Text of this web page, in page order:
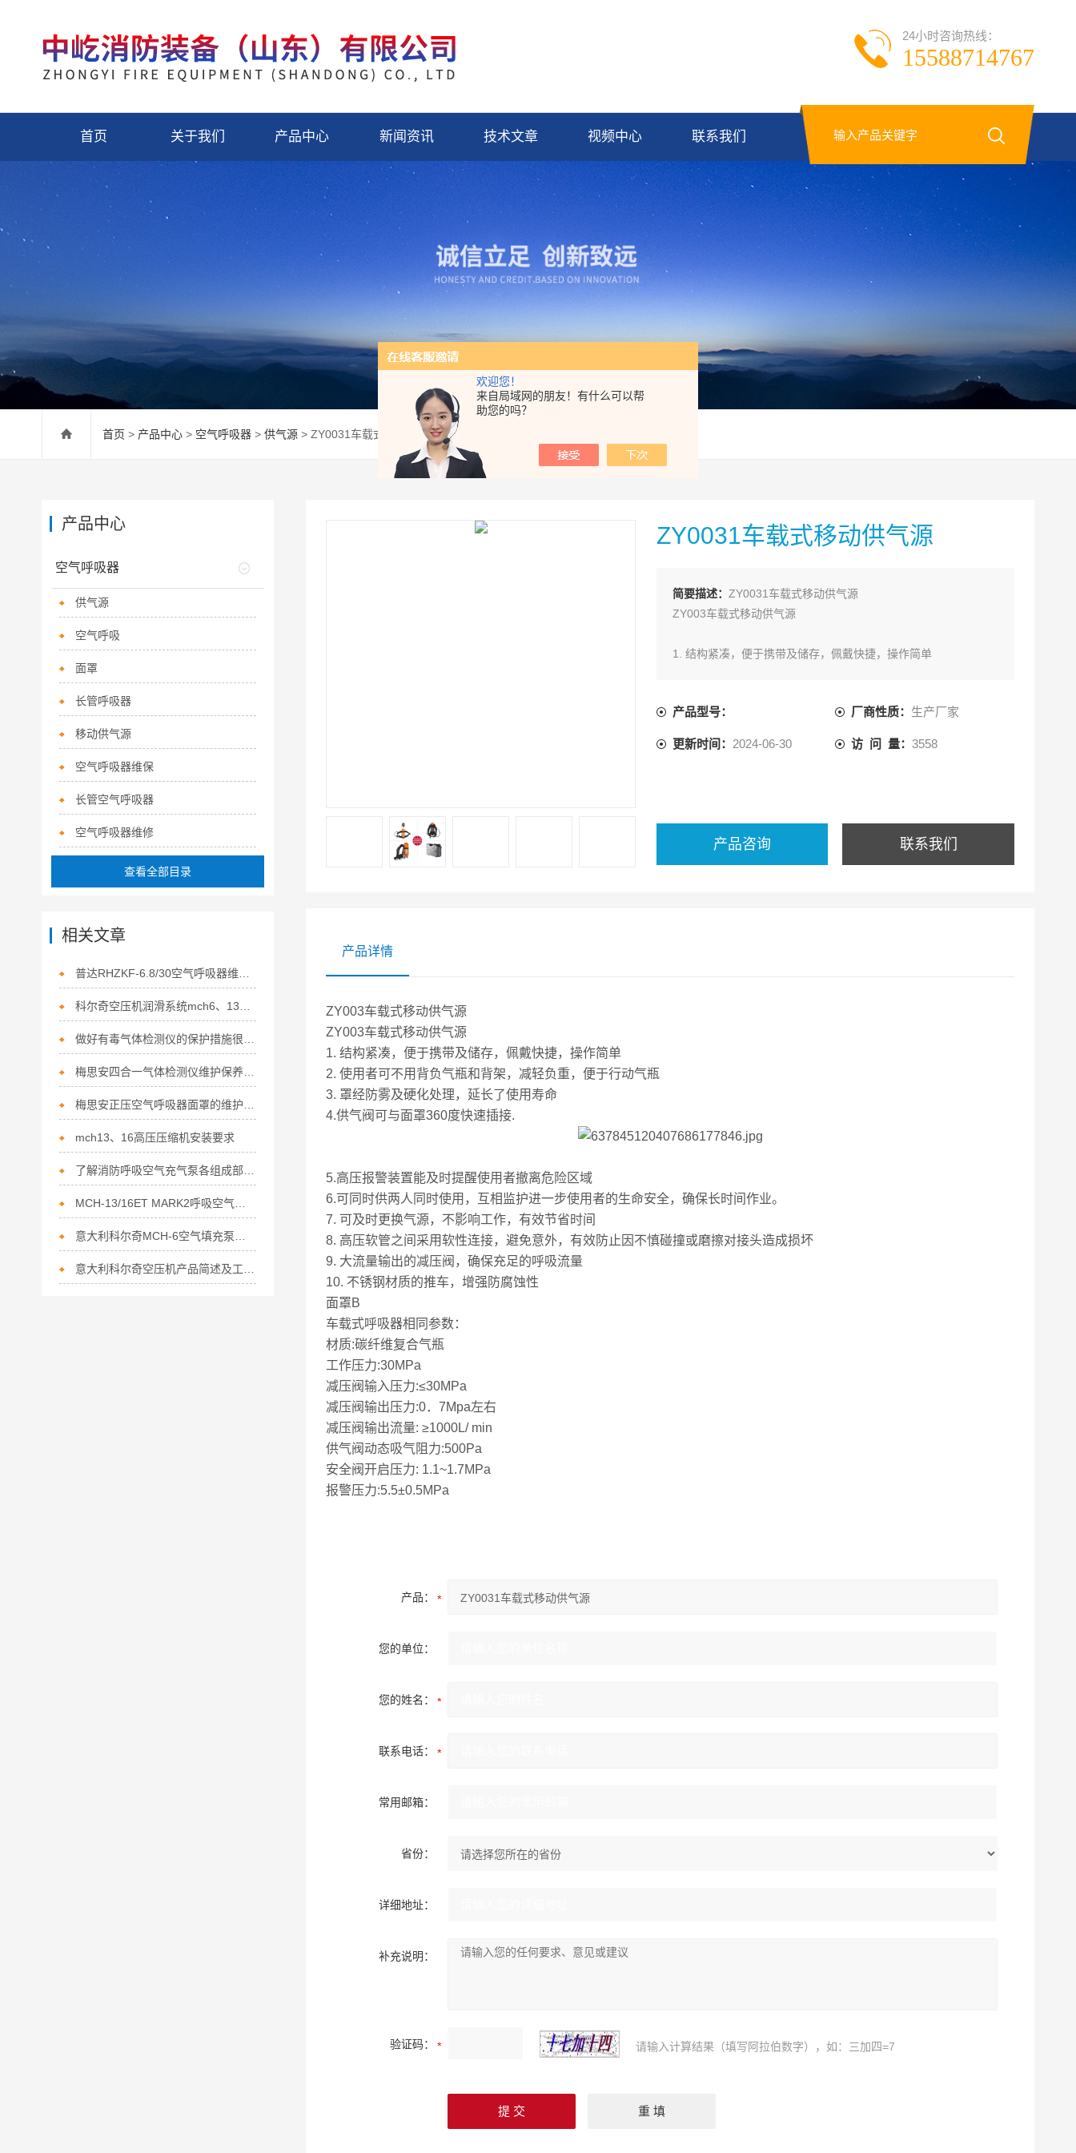
欢迎您！
来自局域网的朋友！有什么可以帮
助您的吗？
24小时咨询热线：
15588714767
首页 关于我们 产品中心 新闻资讯 技术文章 视频中心 联系我们
首页 > 产品中心 > 空气呼吸器 > 供气源 > ZY0031车载式移动供气源
ZY0031车载式移动供气源
简要描述： ZY0031车载式移动供气源
ZY003车载式移动供气源
1. 结构紧凑，便于携带及储存，佩戴快捷，操作简单
产品型号： 厂商性质： 生产厂家
更新时间： 2024-06-30 访 问 量：3558
产品咨询 联系我们
产品详情
ZY003车载式移动供气源
ZY003车载式移动供气源
1. 结构紧凑，便于携带及储存，佩戴快捷，操作简单
2. 使用者可不用背负气瓶和背架，减轻负重，便于行动气瓶
3. 罩经防雾及硬化处理，延长了使用寿命
4.供气阀可与面罩360度快速插接.
5.高压报警装置能及时提醒使用者撤离危险区域
6.可同时供两人同时使用，互相监护进一步使用者的生命安全，确保长时间作业。
7. 可及时更换气源，不影响工作，有效节省时间
8. 高压软管之间采用软性连接，避免意外，有效防止因不慎碰撞或磨擦对接头造成损坏
9. 大流量输出的减压阀，确保充足的呼吸流量
10. 不锈钢材质的推车，增强防腐蚀性
面罩B
车载式呼吸器相同参数：
材质:碳纤维复合气瓶
工作压力:30MPa
减压阀输入压力:≤30MPa
减压阀输出压力:0．7Mpa左右
减压阀输出流量: ≥1000L/ min
供气阀动态吸气阻力:500Pa
安全阀开启压力: 1.1~1.7MPa
报警压力:5.5±0.5MPa
产品：
您的单位：
您的姓名：
联系电话：
常用邮箱：
省份：
详细地址：
补充说明：
验证码： 请输入计算结果（填写阿拉伯数字），如：三加四=7
产品中心
空气呼吸器
供气源
空气呼吸
面罩
长管呼吸器
移动供气源
空气呼吸器维保
长管空气呼吸器
空气呼吸器维修
查看全部目录
相关文章
普达RHZKF-6.8/30空气呼吸器维修方案
mch13、16高压压缩机安装要求